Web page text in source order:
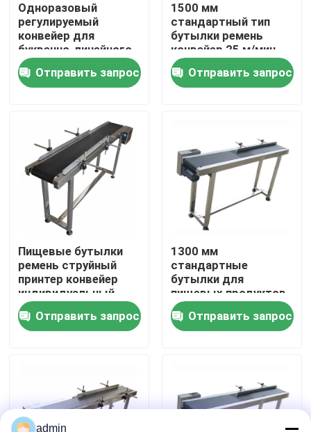
Домой
Продукты
О нас
Экскурсия по заводу
Контроль качества
Свяжитесь с нами
Запросите цитату
Одноразовый
регулируемый
конвейер для
буквенно-линейного
принтера с
стабильной
скоростью
Отправить запрос
1500 мм
стандартный тип
бутылки ремень
конвейер 25 м/мин
Отправить запрос
Пищевые бутылки
ремень струйный
принтер конвейер
индивидуальный
стандарт
Отправить запрос
1300 мм
стандартные
бутылки для
пищевых продуктов
ремень конвейер 25
м/минОтправить запрос
admin